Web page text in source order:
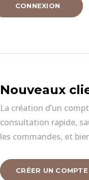
CONNEXION
Nouveaux
La création d’un
consultation rapide,
les commandes, et
CRÉER UN COMPTE